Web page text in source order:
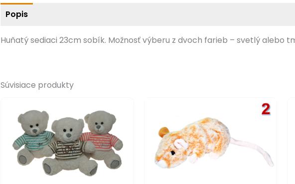
Popis
Huňatý sediaci 23cm sobík. Možnosť výberu z dvoch farieb – svetlý alebo
Súvisiace produkty